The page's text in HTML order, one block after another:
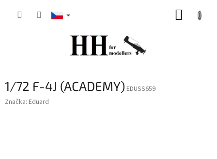
1/72 F-4J (ACADEMY) EDUSS659
Značka: Eduard